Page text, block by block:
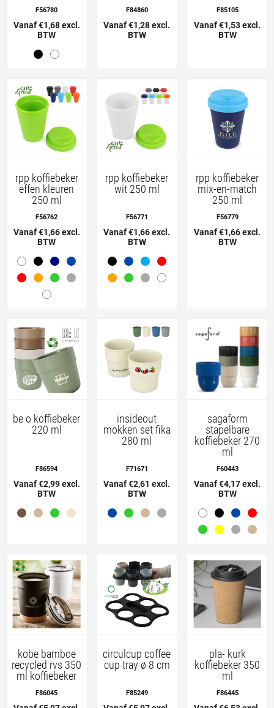
F56780
Vanaf €1,68 excl.
BTW
F84860
Vanaf €1,28 excl.
BTW
F85105
Vanaf €1,53 excl.
BTW
rpp koffiebeker
effen kleuren
250 ml
F56762
Vanaf €1,66 excl.
BTW
rpp koffiebeker
wit 250 ml
F56771
Vanaf €1,66 excl.
BTW
rpp koffiebeker
mix-en-match
250 ml
F56779
Vanaf €1,66 excl.
BTW
be o koffiebeker
220 ml
F86594
Vanaf €2,99 excl.
BTW
insideout
mokken set fika
280 ml
F71671
Vanaf €2,61 excl.
BTW
sagaform
stapelbare
koffiebeker 270
ml
F60443
Vanaf €4,17 excl.
BTW
kobe bamboe
recycled rvs 350
ml koffiebeker
F86045
circulcup coffee
cup tray ø 8 cm
F85249
pla- kurk
koffiebeker 350
ml
F86445